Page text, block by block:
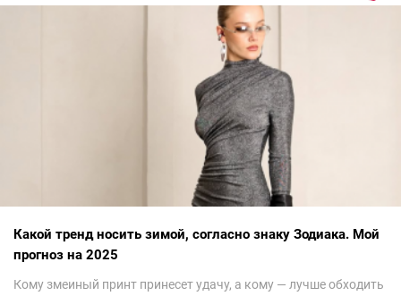
Какой тренд носить зимой, согласно знаку Зодиака. Мой
прогноз на 2025
Кому змеиный принт принесет удачу, а кому — лучше обходить